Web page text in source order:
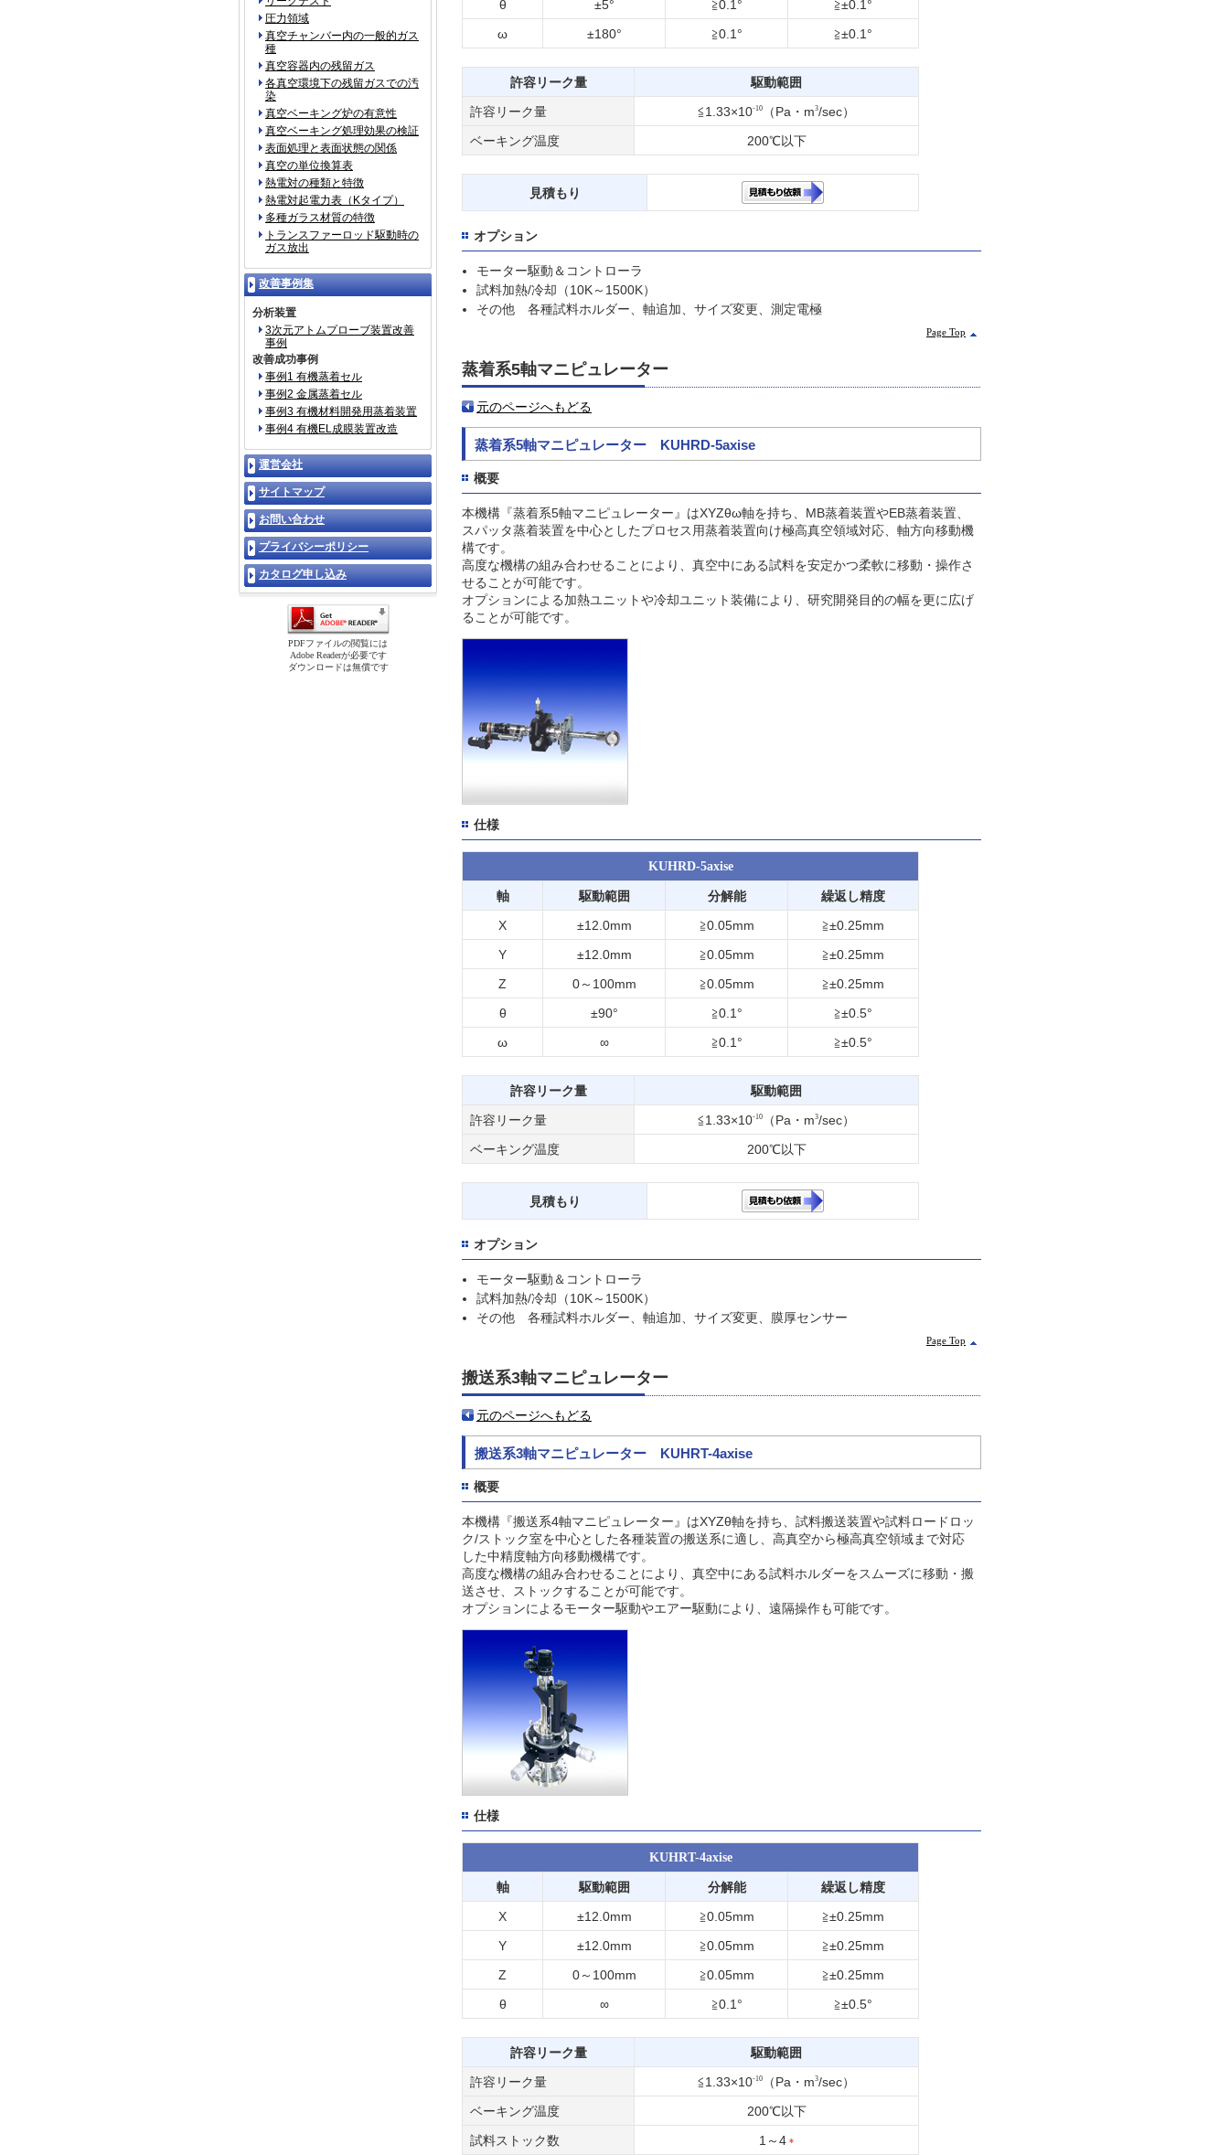
圧力領域
真空チャンバー内の一般的ガス
種
真空容器内の残留ガス
各真空環境下の残留ガスでの汚
染
真空ベーキング炉の有意性
真空ベーキング処理効果の検証
表面処理と表面状態の関係
真空の単位換算表
熱電対の種類と特徴
熱電対起電力表（Kタイプ）
多種ガラス材質の特徴
トランスファーロッド駆動時の
ガス放出
改善事例集
分析装置
3次元アトムプローブ装置改善
事例
改善成功事例
事例1 有機蒸着セル
事例2 金属蒸着セル
事例3 有機材料開発用蒸着装置
事例4 有機EL成膜装置改造
運営会社
サイトマップ
お問い合わせ
プライバシーポリシー
カタログ申し込み
PDFファイルの閲覧には
Adobe Readerが必要です
ダウンロードは無償です
θ ±5° ≧0.1° ≧±0.1°
ω ±180° ≧0.1° ≧±0.1°
許容リーク量 駆動範囲
許容リーク量 ≦1.33×10-10 （Pa・m3/sec）
ベーキング温度 200℃以下
見積もり
オプション
モーター駆動＆コントローラ
試料加熱/冷却（10K～1500K）
その他 各種試料ホルダー、軸追加、サイズ変更、測定電極
Page Top
蒸着系5軸マニピュレーター
元のページへもどる
蒸着系5軸マニピュレーター KUHRD-5axise
概要
本機構『蒸着系5軸マニピュレーター』はXYZθω軸を持ち、MB蒸着装置やEB蒸着装置、
スパッタ蒸着装置を中心としたプロセス用蒸着装置向け極高真空領域対応、軸方向移動機
構です。
高度な機構の組み合わせることにより、真空中にある試料を安定かつ柔軟に移動・操作さ
せることが可能です。
オプションによる加熱ユニットや冷却ユニット装備により、研究開発目的の幅を更に広げ
ることが可能です。
仕様
KUHRD-5axise
軸 駆動範囲 分解能 繰返し精度
X ±12.0mm ≧0.05mm ≧±0.25mm
Y ±12.0mm ≧0.05mm ≧±0.25mm
Z 0～100mm ≧0.05mm ≧±0.25mm
θ ±90° ≧0.1° ≧±0.5°
ω ∞ ≧0.1° ≧±0.5°
許容リーク量 駆動範囲
許容リーク量 ≦1.33×10-10 （Pa・m3/sec）
ベーキング温度 200℃以下
見積もり
オプション
モーター駆動＆コントローラ
試料加熱/冷却（10K～1500K）
その他 各種試料ホルダー、軸追加、サイズ変更、膜厚センサー
Page Top
搬送系3軸マニピュレーター
元のページへもどる
搬送系3軸マニピュレーター KUHRT-4axise
概要
本機構『搬送系4軸マニピュレーター』はXYZθ軸を持ち、試料搬送装置や試料ロードロッ
ク/ストック室を中心とした各種装置の搬送系に適し、高真空から極高真空領域まで対応
した中精度軸方向移動機構です。
高度な機構の組み合わせることにより、真空中にある試料ホルダーをスムーズに移動・搬
送させ、ストックすることが可能です。
オプションによるモーター駆動やエアー駆動により、遠隔操作も可能です。
仕様
KUHRT-4axise
軸 駆動範囲 分解能 繰返し精度
X ±12.0mm ≧0.05mm ≧±0.25mm
Y ±12.0mm ≧0.05mm ≧±0.25mm
Z 0～100mm ≧0.05mm ≧±0.25mm
θ ∞ ≧0.1° ≧±0.5°
許容リーク量 駆動範囲
許容リーク量 ≦1.33×10-10 （Pa・m3/sec）
ベーキング温度 200℃以下
試料ストック数 1～4 *